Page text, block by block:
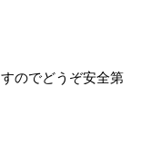
のでどうぞ安全第